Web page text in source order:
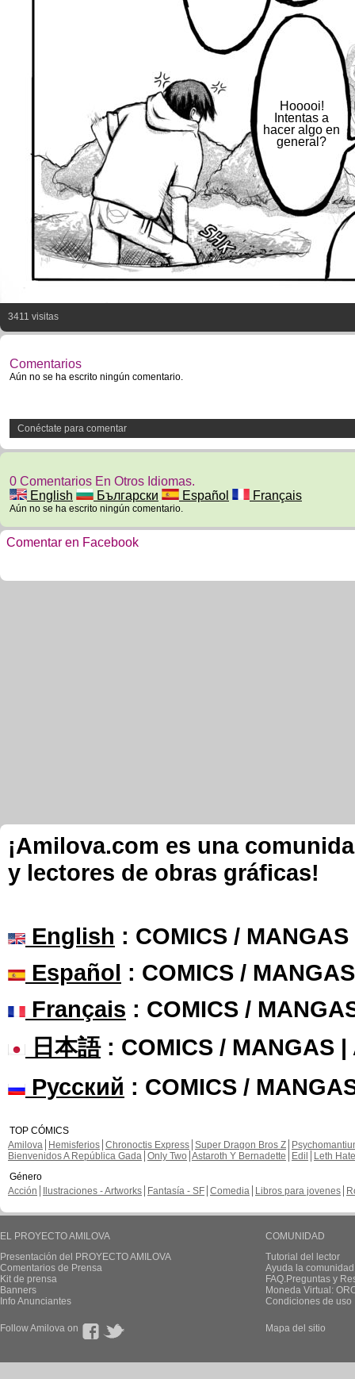
Hooooi!
Intentas a
hacer algo en
general?
3411 visitas
Comentarios
Aún no se ha escrito ningún comentario.
Conéctate para comentar
0 Comentarios En Otros Idiomas.
English
Български Español Français
Aún no se ha escrito ningún comentario.
Comentar en Facebook
¡Amilova.com es una
y lectores de obras gráficas!
English : COMICS /
Español : COMICS /
Français : COMICS /
日本語: COMICS / MANGAS |
Русский : COMICS /
TOP CÓMICS
Amilova
Hemisferios Chronoctis Express Super Dragon Bros Z
Bienvenidos A República Gada Only Two Astaroth Y Bernadette Edil
Leth Hate
Género
Acción
Ilustraciones - Artworks Fantasía - SF Comedia Libros para jovenes
EL PROYECTO AMILOVA
Presentación del PROYECTO AMILOVA
Comentarios de Prensa
Kit de prensa
Banners
Info Anunciantes
COMUNIDAD
Tutorial del lector
Ayuda la
FAQ.Preguntas y
Moneda Virtual:
Condiciones de uso
Follow Amilova on Mapa del sitio